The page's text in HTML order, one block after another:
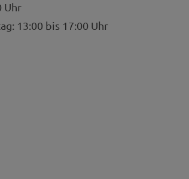
Uhr
13:00 bis 17:00 Uhr